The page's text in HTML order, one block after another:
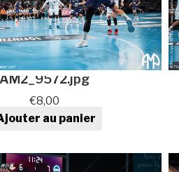
AM2_9572.jpg
€8,00
de Photo de sport au
au panier